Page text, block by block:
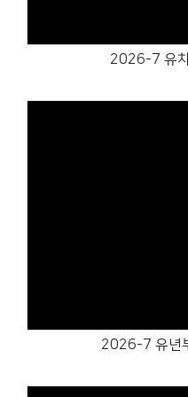
2026-7 유
2026-7 유년